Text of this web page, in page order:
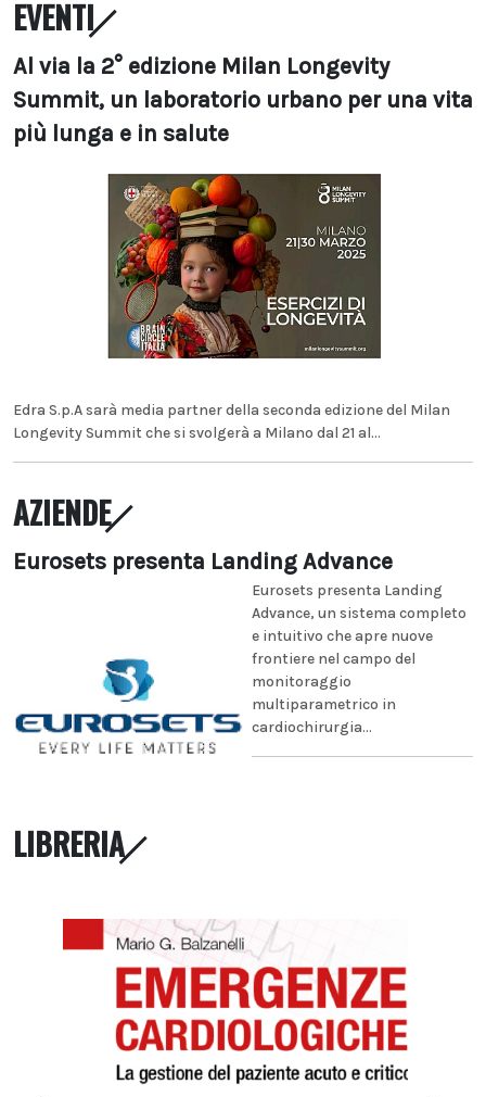
EVENTI
Al via la 2° edizione Milan Longevity
Summit, un laboratorio urbano per una vita
più lunga e in salute
Edra S.p.A sarà media partner della seconda edizione del Milan
Longevity Summit che si svolgerà a Milano dal 21 al...
AZIENDE
Eurosets presenta Landing Advance
Eurosets presenta Landing
Advance, un sistema completo
e intuitivo che apre nuove
frontiere nel campo del
monitoraggio
multiparametrico in
cardiochirurgia...
LIBRERIA